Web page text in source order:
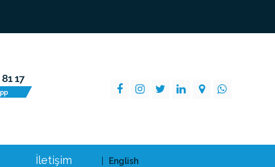
İletişim English